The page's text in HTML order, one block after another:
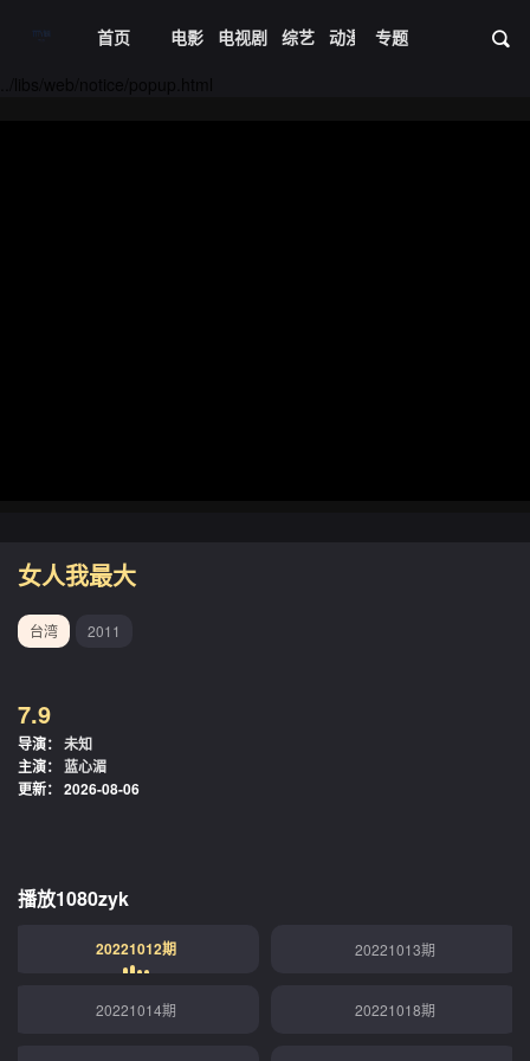
首页 电影 电视剧 综艺 动漫 短剧大全 资
专题
女人我最大
台湾 2011
7.9
导演： 未知
主演： 蓝心湄
更新： 2026-08-06
播放1080zyk
20221012期 20221013期
20221014期 20221018期